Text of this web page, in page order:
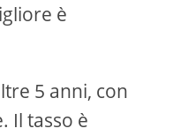
è
5 anni, con
Il tasso è